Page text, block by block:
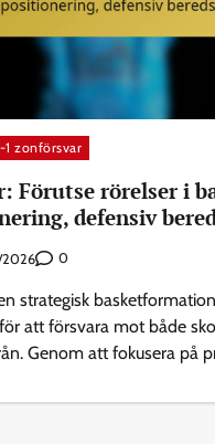
zonförsvar
Förutse rörelser i
defensiv
2026 0
strategisk
att försvara mot både
Genom att fokusera på